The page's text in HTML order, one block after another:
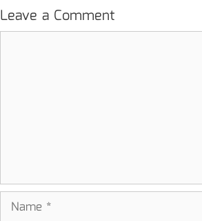
Leave a Comment
Name